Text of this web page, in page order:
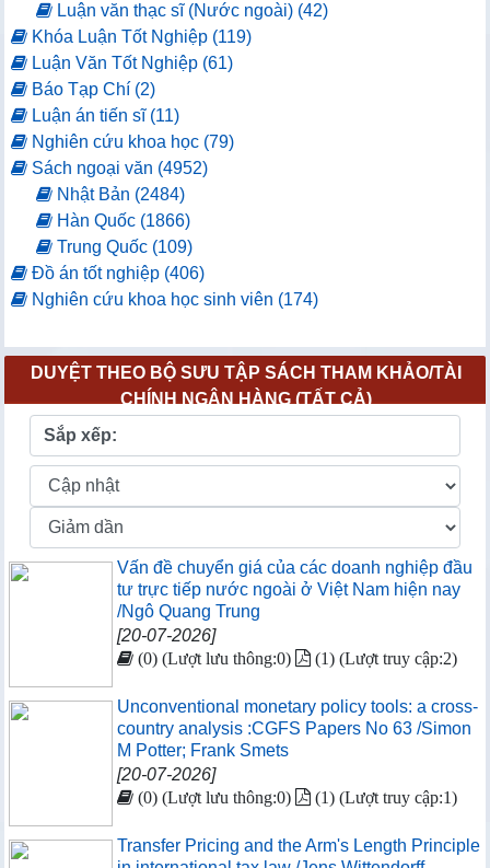
Luận văn thạc sĩ (Nước ngoài) (42)
Khóa Luận Tốt Nghiệp (119)
Luận Văn Tốt Nghiệp (61)
Báo Tạp Chí (2)
Luận án tiến sĩ (11)
Nghiên cứu khoa học (79)
Sách ngoại văn (4952)
Nhật Bản (2484)
Hàn Quốc (1866)
Trung Quốc (109)
Đồ án tốt nghiệp (406)
Nghiên cứu khoa học sinh viên (174)
DUYỆT THEO BỘ SƯU TẬP SÁCH THAM KHẢO/TÀI
CHÍNH NGÂN HÀNG (TẤT CẢ)
Sắp xếp:
Vấn đề chuyển giá của các doanh nghiệp đầu
tư trực tiếp nước ngoài ở Việt Nam hiện nay
/Ngô Quang Trung
[20-07-2026]
(0) (Lượt lưu thông:0) (1) (Lượt truy cập:2)
Unconventional monetary policy tools: a cross-
country analysis :CGFS Papers No 63 /Simon
M Potter; Frank Smets
[20-07-2026]
(0) (Lượt lưu thông:0) (1) (Lượt truy cập:1)
Transfer Pricing and the Arm's Length Principle